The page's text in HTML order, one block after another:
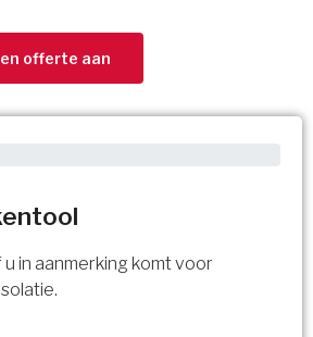
in aanmerking komt voor
offerte aan